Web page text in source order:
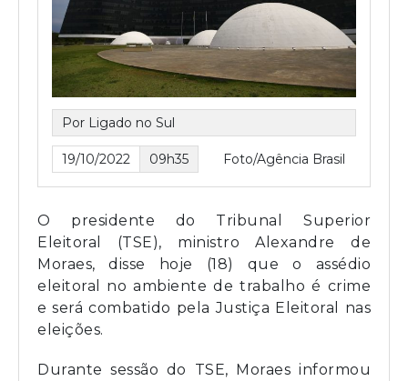
Por Ligado no Sul
19/10/2022 09h35 Foto/Agência Brasil
O presidente do Tribunal Superior
Eleitoral (TSE), ministro Alexandre de
Moraes, disse hoje (18) que o assédio
eleitoral no ambiente de trabalho é crime
e será combatido pela Justiça Eleitoral nas
eleições.
Durante sessão do TSE, Moraes informou